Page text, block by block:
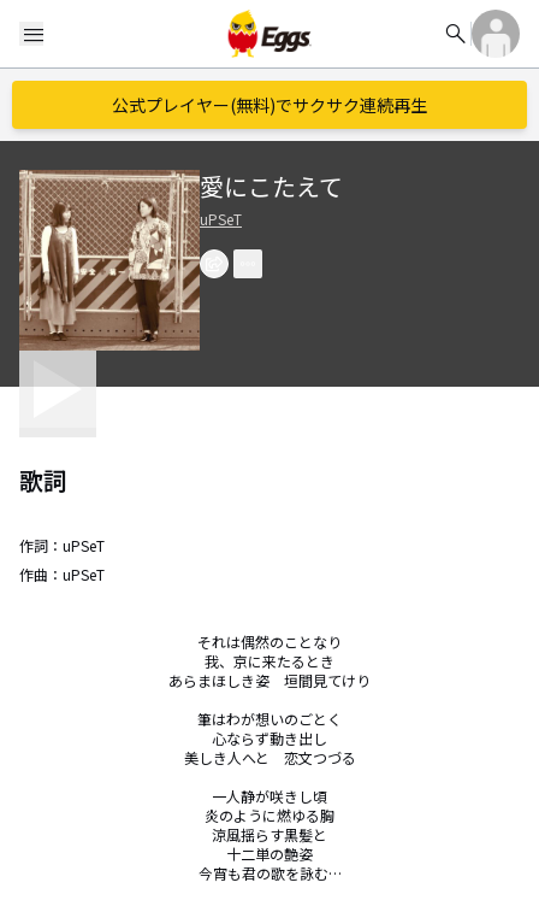
menu search
公式プレイヤー(無料)でサクサク連続再生
愛にこたえて
uPSeT
歌詞
作詞： uPSeT
作曲： uPSeT
それは偶然のことなり
我、京に来たるとき
あらまほしき姿　垣間見てけり
筆はわが想いのごとく
心ならず動き出し
美しき人へと　恋文つづる
一人静が咲きし頃
炎のように燃ゆる胸
涼風揺らす黒髪と
十二単の艶姿
今宵も君の歌を詠む…